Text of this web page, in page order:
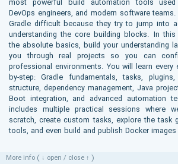
most powerful build automation tools
DevOps engineers, and modern software
Gradle difficult because they try to jump into
understanding the core building blocks. In
the absolute basics, build your understanding
you through real projects so you can
professional environments. You will learn every
by-step: Gradle fundamentals, tasks,
structure, dependency management, Java
Boot integration, and advanced automation
includes multiple practical sessions where
scratch, create custom tasks, explore the task
tools, and even build and publish Docker
More info ( ↓ open / close ↑ )